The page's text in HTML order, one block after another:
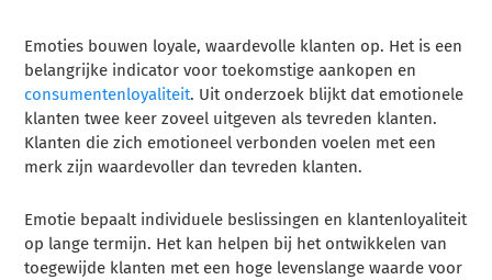
Emoties bouwen loyale, waardevolle klanten op. Het is een
belangrijke indicator voor toekomstige aankopen en
consumentenloyaliteit. Uit onderzoek blijkt dat emotionele
klanten twee keer zoveel uitgeven als tevreden klanten.
Klanten die zich emotioneel verbonden voelen met een
merk zijn waardevoller dan tevreden klanten.
Emotie bepaalt individuele beslissingen en klantenloyaliteit
op lange termijn. Het kan helpen bij het ontwikkelen van
toegewijde klanten met een hoge levenslange waarde voor